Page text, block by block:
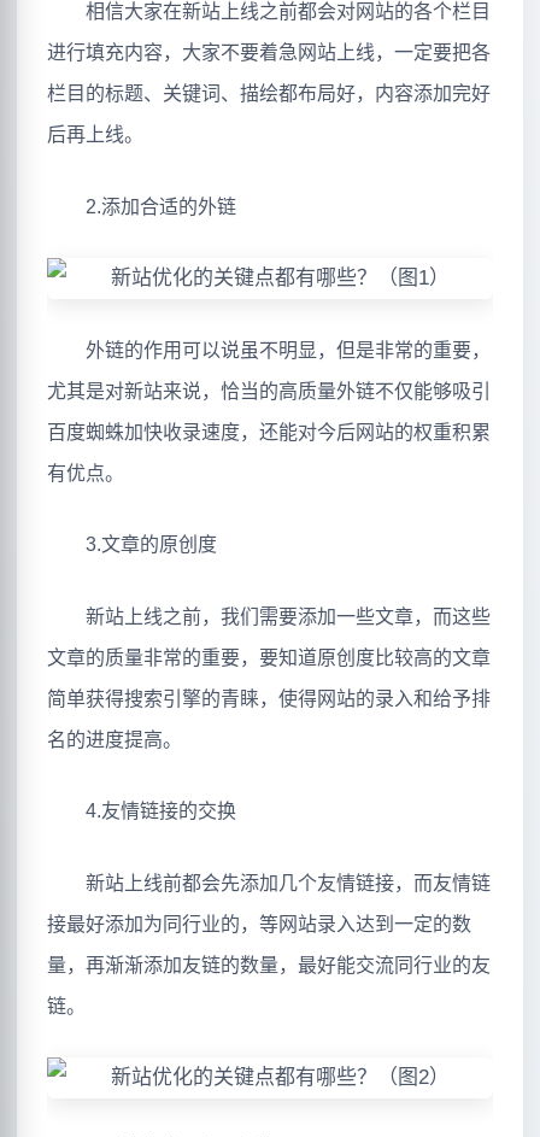
相信大家在新站上线之前都会对网站的各个栏目
进行填充内容，大家不要着急网站上线，一定要把各
栏目的标题、关键词、描绘都布局好，内容添加完好
后再上线。
2.添加合适的外链
外链的作用可以说虽不明显，但是非常的重要，
尤其是对新站来说，恰当的高质量外链不仅能够吸引
百度蜘蛛加快收录速度，还能对今后网站的权重积累
有优点。
3.文章的原创度
新站上线之前，我们需要添加一些文章，而这些
文章的质量非常的重要，要知道原创度比较高的文章
简单获得搜索引擎的青睐，使得网站的录入和给予排
名的进度提高。
4.友情链接的交换
新站上线前都会先添加几个友情链接，而友情链
接最好添加为同行业的，等网站录入达到一定的数
量，再渐渐添加友链的数量，最好能交流同行业的友
链。